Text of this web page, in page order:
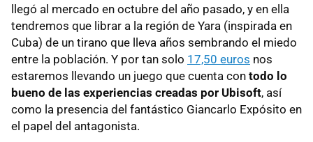
llegó al mercado en octubre del año pasado, y en ella
tendremos que librar a la región de Yara (inspirada en
Cuba) de un tirano que lleva años sembrando el miedo
entre la población. Y por tan solo 17,50 euros nos
estaremos llevando un juego que cuenta con todo lo
bueno de las experiencias creadas por Ubisoft, así
como la presencia del fantástico Giancarlo Expósito en
el papel del antagonista.